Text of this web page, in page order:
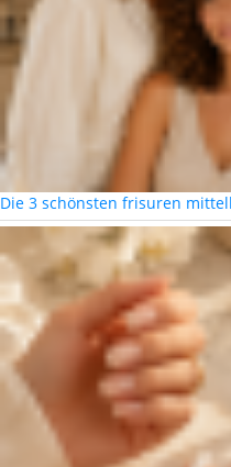
Die 3 schönsten frisuren